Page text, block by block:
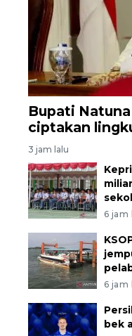
Bupati
ciptakan
3 jam lalu
6 jam
6 jam
bek